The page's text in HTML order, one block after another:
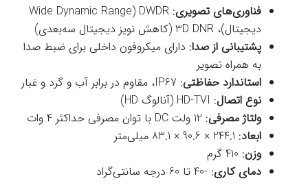
فناوری‌های تصویری
: DWDR (Wide Dynamic Range
دیجیتال)، 3D DNR (کاهش نویز دیجیتال سه‌بعدی)
پشتیبانی از صدا: دارای میکروفون داخلی برای ضبط صدا
به همراه تصویر
استاندارد حفاظتی: IP67، مقاوم در برابر آب و گرد و غبار
نوع اتصال: HD-TVI (آنالوگ HD)
ولتاژ مصرفی: 12 ولت DC با توان مصرفی حداکثر 4 وات
ابعاد: 244.1 × 90.6 × 83.1 میلی‌متر
وزن: 410 گرم
دمای کاری: -40 تا 60 درجه سانتی‌گراد